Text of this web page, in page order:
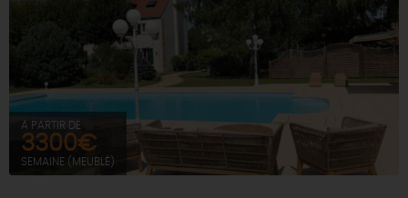
À PARTIR DE
3300€
SEMAINE (MEUBLÉ)